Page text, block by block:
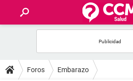
FOROS
Foros Embarazo